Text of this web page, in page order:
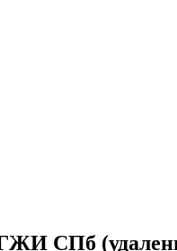
ГЖИ СПб